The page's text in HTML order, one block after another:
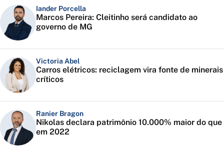
Iander Porcella
Marcos Pereira: Cleitinho será candidato ao
governo de MG
Victoria Abel
Carros elétricos: reciclagem vira fonte de minerais
críticos
Ranier Bragon
Nikolas declara patrimônio 10.000% maior do que
em 2022